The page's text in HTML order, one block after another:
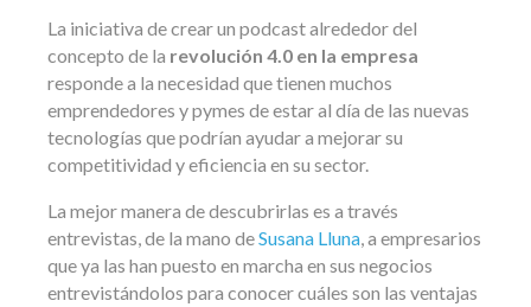
La iniciativa de crear un podcast alrededor del
concepto de la revolución 4.0 en la empresa
responde a la necesidad que tienen muchos
emprendedores y pymes de estar al día de las nuevas
tecnologías que podrían ayudar a mejorar su
competitividad y eficiencia en su sector.
La mejor manera de descubrirlas es a través
entrevistas, de la mano deSusana Lluna, a empresarios
que ya las han puesto en marcha en sus negocios
entrevistándolos para conocer cuáles son las ventajas